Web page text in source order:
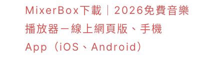
MixerBox下載｜2026免費音樂
播放器－線上網頁版、手機
App（iOS、Android）